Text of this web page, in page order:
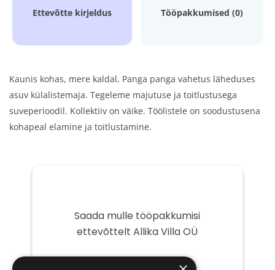
Ettevõtte kirjeldus Tööpakkumised (0)
Kaunis kohas, mere kaldal, Panga panga vahetus läheduses
asuv külalistemaja. Tegeleme majutuse ja toitlustusega
suveperioodil. Kollektiiv on väike. Töölistele on soodustusena
kohapeal elamine ja toitlustamine.
Saada mulle tööpakkumisi
ettevõttelt Allika Villa OÜ